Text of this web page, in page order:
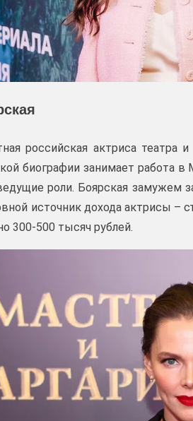
российская актриса
биографии занимает работа
роли. Боярская
источник дохода актрисы –
300-500 тысяч рублей.